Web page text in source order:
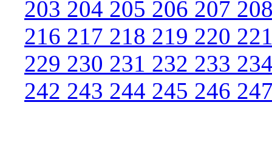
203 204 205 206 207
216 217 218 219 220
229 230 231 232 233
242 243 244 245 246